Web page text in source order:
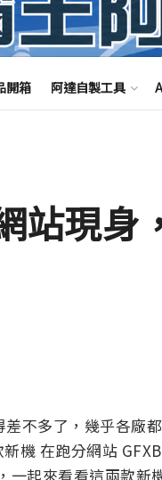
開箱 阿達自製工具
站現身
不多了，幾乎各廠
機 在跑分網站
起來看看這兩款新